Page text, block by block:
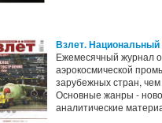
Взлет.
Ежемесячный журнал о
аэрокосмической
зарубежных стран,
Основные жанры -
аналитические